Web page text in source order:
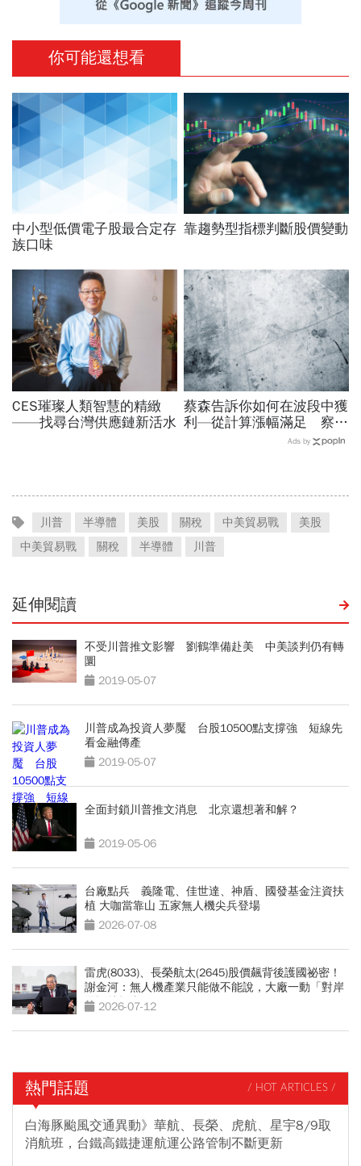
你可能還想看
中小型低價電子股最合定存
族口味
靠趨勢型指標判斷股價變動
CES璀璨人類智慧的精緻
——找尋台灣供應鏈新活水
蔡森告訴你如何在波段中獲
利—從計算漲幅滿足 察覺
Ads by
川普 半導體 美股 關稅 中美貿易戰
美股
中美貿易戰
關稅 半導體 川普
延伸閱讀
不受川普推文影響 劉鶴準備赴美 中美談判仍有轉
圜
2019-05-07
川普成為投資人夢魘 台股10500點支撐強 短線先
看金融傳產
2019-05-07
全面封鎖川普推文消息 北京還想著和解？
2019-05-06
台廠點兵 義隆電、佳世達、神盾、國發基金注資扶
植 大咖當靠山 五家無人機尖兵登場
2026-07-08
雷虎(8033)、長榮航太(2645)股價飆背後護國祕密！
謝金河：無人機產業只能做不能說，大廠一動「對岸
電話就打來」
2026-07-12
熱門話題 / HOT ARTICLES /
白海豚颱風交通異動》華航、長榮、虎航、星宇8/9取
消航班，台鐵高鐵捷運航運公路管制不斷更新